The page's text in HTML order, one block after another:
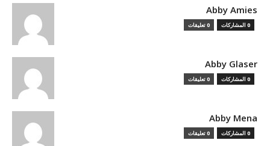
Abby Amies
0 المشاركات 0 تعليقات
Abby Glaser
0 المشاركات 0 تعليقات
Abby Mena
0 المشاركات 0 تعليقات